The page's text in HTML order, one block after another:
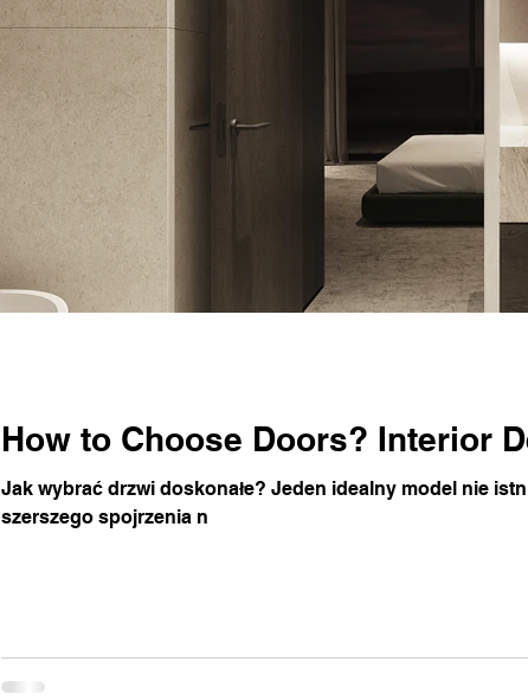
How to Choose Doors? Interior
Jak wybrać drzwi doskonałe? Jeden idealny model nie
szerszego spojrzenia n